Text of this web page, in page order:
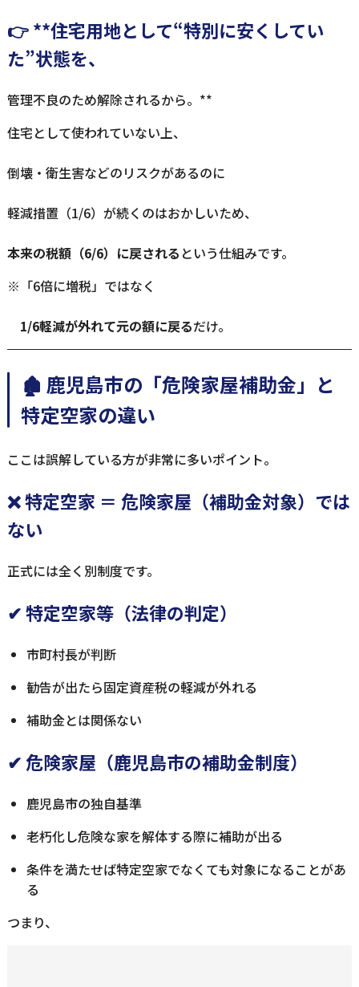
👉 **住宅用地として“特別に安くしてい
た”状態を、
管理不良のため解除されるから。**
住宅として使われていない上、
倒壊・衛生害などのリスクがあるのに
軽減措置（1/6）が続くのはおかしいため、
本来の税額（6/6）に戻される という仕組みです。
※「6倍に増税」ではなく
1/6軽減が外れて元の額に戻るだけ。
🏚 鹿児島市の「危険家屋補助金」と
特定空家の違い
ここは誤解している方が非常に多いポイント。
❌ 特定空家 ＝ 危険家屋（補助金対象）では
ない
正式には全く別制度です。
✔ 特定空家等（法律の判定）
市町村長が判断
勧告が出たら固定資産税の軽減が外れる
補助金とは関係ない
✔ 危険家屋（鹿児島市の補助金制度）
鹿児島市の独自基準
老朽化し危険な家を解体する際に補助が出る
条件を満たせば特定空家でなくても対象になることがあ
る
つまり、